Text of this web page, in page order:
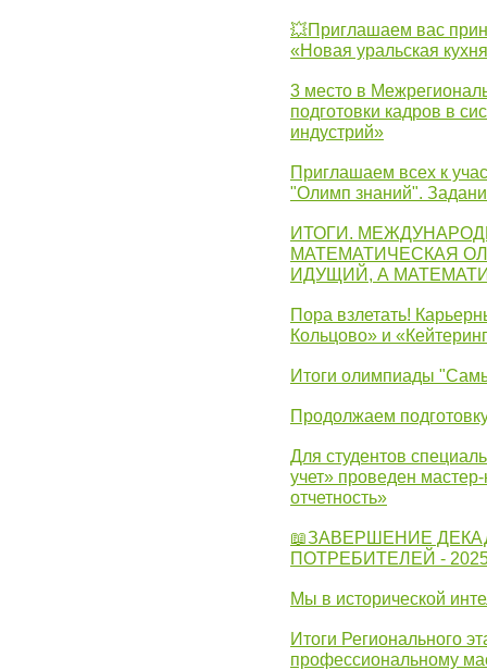
💥Приглашаем вас
«Новая уральская
3 место в
подготовки кадров в
индустрий»
Приглашаем всех к
"Олимп знаний".
ИТОГИ.
МАТЕМАТИЧЕСКАЯ
ИДУЩИЙ, А
Пора взлетать!
Кольцово» и
Итоги олимпиады
Продолжаем
Для студентов
учет» проведен
отчетность»
📖ЗАВЕРШЕНИЕ
ПОТРЕБИТЕЛЕЙ -
Мы в исторической
Итоги Регионального
профессиональному